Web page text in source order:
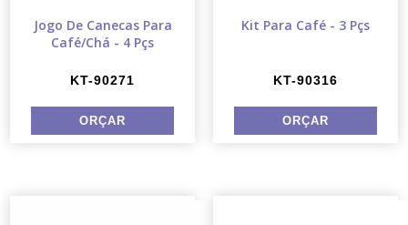
Jogo De Canecas Para
Café/Chá - 4 Pçs
KT-90271
Kit Para Café - 3 Pçs
KT-90316